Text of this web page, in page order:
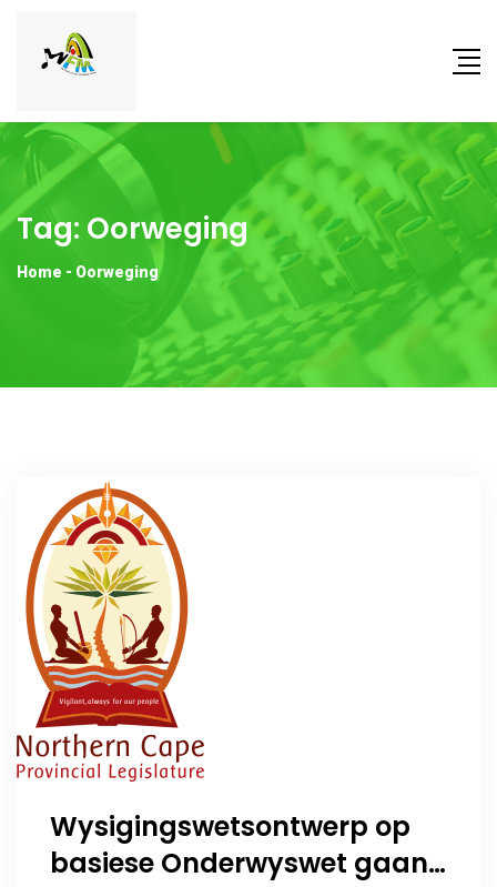
Tag: Oorweging
Home - Oorweging
Wysigingswetsontwerp op
basiese Onderwyswet gaan